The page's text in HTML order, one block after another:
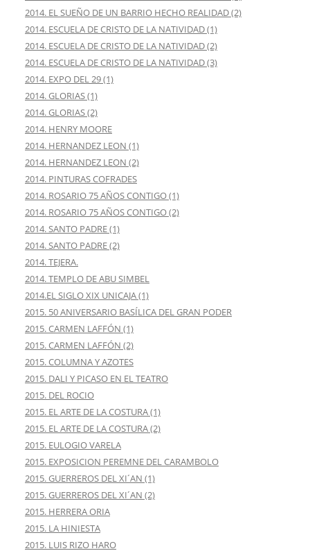
2014. EL SUEÑO DE UN BARRIO HECHO REALIDAD (2)
2014. ESCUELA DE CRISTO DE LA NATIVIDAD (1)
2014. ESCUELA DE CRISTO DE LA NATIVIDAD (2)
2014. ESCUELA DE CRISTO DE LA NATIVIDAD (3)
2014. EXPO DEL 29 (1)
2014. GLORIAS (1)
2014. GLORIAS (2)
2014. HENRY MOORE
2014. HERNANDEZ LEON (1)
2014. HERNANDEZ LEON (2)
2014. PINTURAS COFRADES
2014. ROSARIO 75 AÑOS CONTIGO (1)
2014. ROSARIO 75 AÑOS CONTIGO (2)
2014. SANTO PADRE (1)
2014. SANTO PADRE (2)
2014. TEJERA.
2014. TEMPLO DE ABU SIMBEL
2014.EL SIGLO XIX UNICAJA (1)
2015. 50 ANIVERSARIO BASÍLICA DEL GRAN PODER
2015. CARMEN LAFFÓN (1)
2015. CARMEN LAFFÓN (2)
2015. COLUMNA Y AZOTES
2015. DALI Y PICASO EN EL TEATRO
2015. DEL ROCIO
2015. EL ARTE DE LA COSTURA (1)
2015. EL ARTE DE LA COSTURA (2)
2015. EULOGIO VARELA
2015. EXPOSICION PEREMNE DEL CARAMBOLO
2015. GUERREROS DEL XI´AN (1)
2015. GUERREROS DEL XI´AN (2)
2015. HERRERA ORIA
2015. LA HINIESTA
2015. LUIS RIZO HARO